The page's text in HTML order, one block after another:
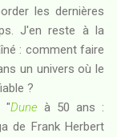
les dernières
J'en reste à la
: comment faire
un univers où le
?
"Dune à 50 ans :
de Frank Herbert